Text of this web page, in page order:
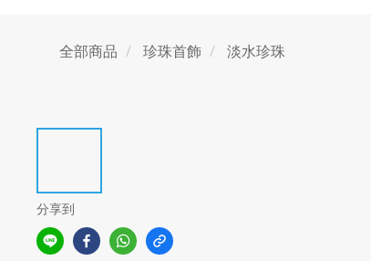
全部商品 珍珠首飾 淡水珍珠
分享到